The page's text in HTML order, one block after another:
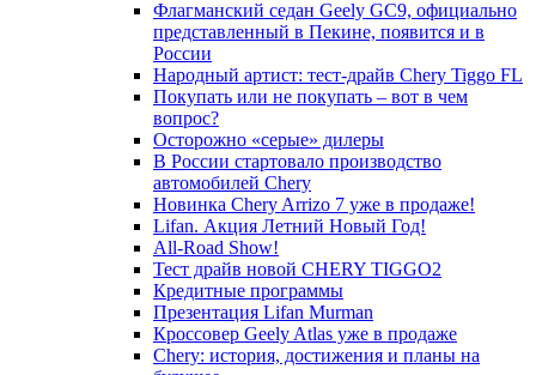
Флагманский седан Geely GC9, официально
представленный в Пекине, появится и в
России
Народный артист: тест-драйв Chery Tiggo FL
Покупать или не покупать – вот в чем
вопрос?
Осторожно «серые» дилеры
В России стартовало производство
автомобилей Chery
Новинка Chery Arrizo 7 уже в продаже!
Lifan. Акция Летний Новый Год!
All-Road Show!
Тест драйв новой CHERY TIGGO2
Кредитные программы
Презентация Lifan Murman
Кроссовер Geely Atlas уже в продаже
Chery: история, достижения и планы на